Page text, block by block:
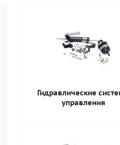
Гидравлические
управления